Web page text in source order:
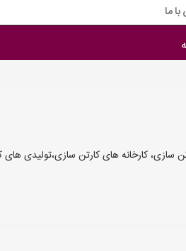
ما
سازی، کارخانه های کارتن سازی،تولیدی